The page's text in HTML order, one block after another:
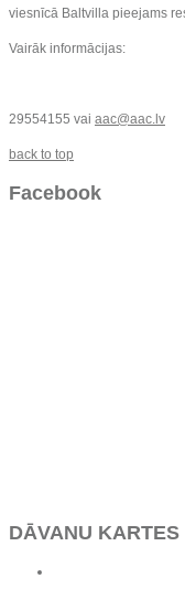
viesnīcā Baltvilla pieejams
Vairāk informācijas:
29554155 vai aac@aac.lv
back to top
Facebook
DĀVANU KARTES